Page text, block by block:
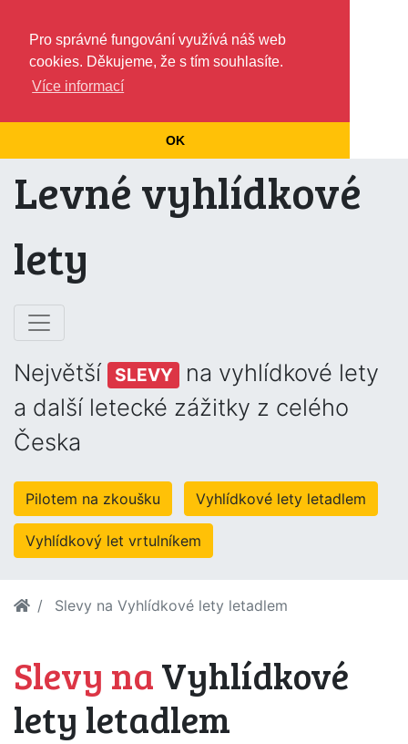
Pro správné fungování využívá náš web
cookies. Děkujeme, že s tím souhlasíte.
Více informací
OK
Levné vyhlídkové
lety
Největší SLEVY
na vyhlídkové lety
a další letecké zážitky z celého
Česka
Pilotem na zkoušku Vyhlídkové lety letadlem
Vyhlídkový let vrtulníkem
Slevy na Vyhlídkové lety letadlem
Slevy naVyhlídkové
lety letadlem